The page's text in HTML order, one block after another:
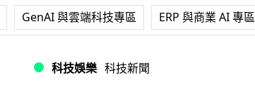
GenAI 與雲端科技專區 ERP 與商業 AI 專區
科技娛樂 科技新聞